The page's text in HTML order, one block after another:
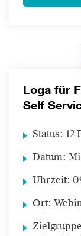
Loga für
Self
Status: 12
Datum:
Uhrzeit:
Ort: